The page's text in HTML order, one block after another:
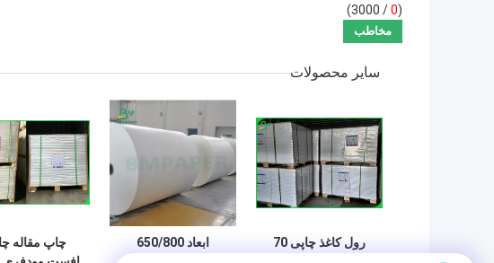
(
0
/ 3000)
سایر محصولات
رول کاغذ چاپی 70
ابعاد 650/800
چاپ مقاله